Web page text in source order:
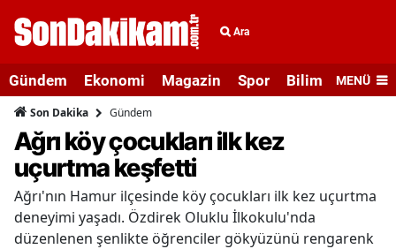
Ara
Gündem Ekonomi Magazin Spor Bilim veMENÜ
Son Dakika Gündem
Ağrı köy çocukları ilk kez
uçurtma keşfetti
Ağrı'nın Hamur ilçesinde köy çocukları ilk kez uçurtma
deneyimi yaşadı. Özdirek Oluklu İlkokulu'nda
düzenlenen şenlikte öğrenciler gökyüzünü rengarenk